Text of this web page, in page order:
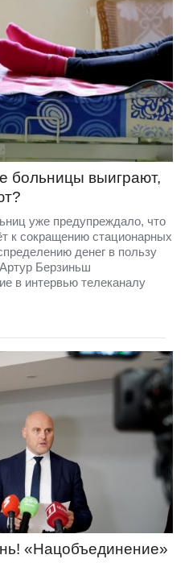
больницы выиграют,
уже предупреждало, что
к сокращению стационарных
денег в пользу
Берзиньш
в интервью телеканалу
«Нацобъединение»